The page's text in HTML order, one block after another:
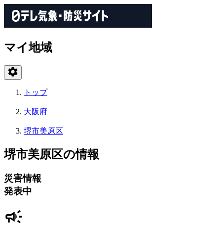
マイ地域
トップ
大阪府
堺市美原区
堺市美原区の情報
災害情報
発表中